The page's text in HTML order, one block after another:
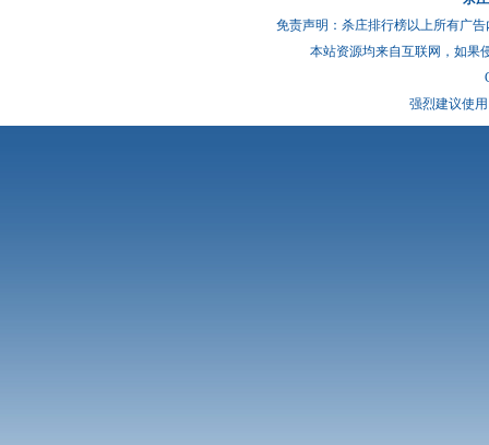
免责声明：杀庄排行榜以上所有广
本站资源均来自互联网，如果
强烈建议使